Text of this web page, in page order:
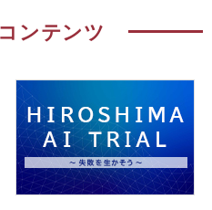
ンテンツ